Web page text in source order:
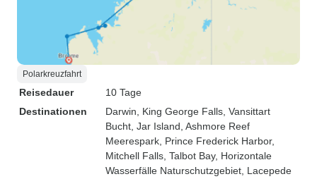
Polarkreuzfahrt
Reisedauer
10 Tage
Destinationen
Darwin , King George Falls , Vansittart
Bucht , Jar Island , Ashmore Reef
Meerespark , Prince Frederick Harbor,
Mitchell Falls , Talbot Bay, Horizontale
Wasserfälle Naturschutzgebiet , Lacepede